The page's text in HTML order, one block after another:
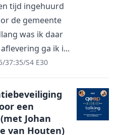
tijd ingehuurd
de gemeente
was ik daar
ga ik i...
/37:35/S4 E30
een
Johan
van Houten)